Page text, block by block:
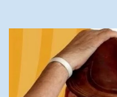
do Norte entre os dias 18 e
possui margem de erro de
confiança de 95%. Registro